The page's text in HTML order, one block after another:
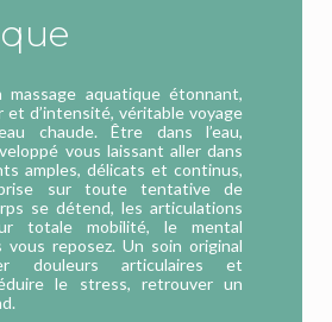
aquatique étonnant,
et d’intensité, véritable voyage
chaude. Être dans l’eau,
vous laissant aller dans
amples, délicats et continus,
sur toute tentative de
se détend, les articulations
totale mobilité, le mental
vous reposez. Un soin original
douleurs articulaires et
le stress, retrouver un